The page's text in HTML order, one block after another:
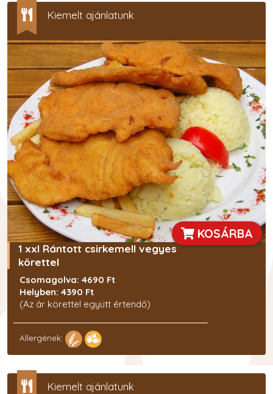
Kiemelt ajánlatunk
KOSÁRBA
1 xxl Rántott csirkemell vegyes
körettel
Csomagolva: 4690 Ft
Helyben: 4390 Ft
(Az ár körettel együtt értendő)
Allergének:
Kiemelt ajánlatunk